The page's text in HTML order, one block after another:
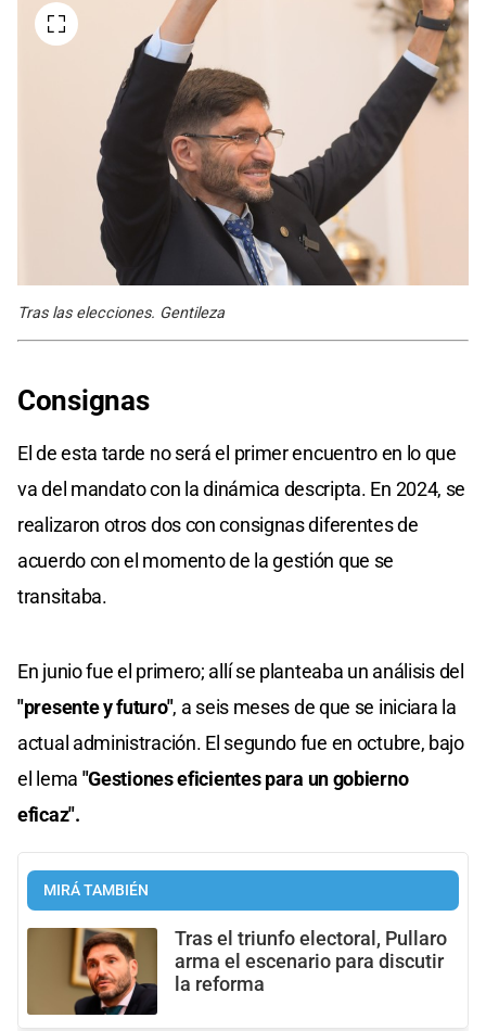
Tras las elecciones. Gentileza
Consignas
El de esta tarde no será el primer encuentro en lo que
va del mandato con la dinámica descripta. En 2024, se
realizaron otros dos con consignas diferentes de
acuerdo con el momento de la gestión que se
transitaba.
En junio fue el primero; allí se planteaba un análisis del
"presente y futuro", a seis meses de que se iniciara la
actual administración. El segundo fue en octubre, bajo
el lema "Gestiones eficientes para un gobierno
eficaz".
MIRÁ TAMBIÉN
Tras el triunfo electoral, Pullaro
arma el escenario para discutir
la reforma